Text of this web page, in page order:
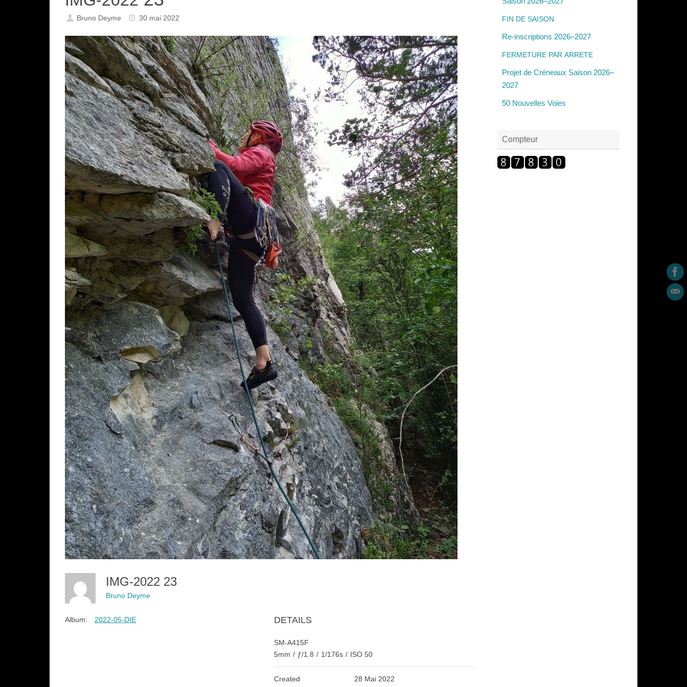
Bruno Deyme 30 mai 2022
IMG-2022 23
Bruno Deyme
Album: 2022-05-DIE DETAILS
SM-A415F
5mm / ƒ/1.8 / 1/176s / ISO 50
Created
28 Mai 2022
FIN DE SAISON
Re-inscriptions 2026–2027
FERMETURE PAR ARRETE
Projet de Créneaux Saison 2026–
2027
50 Nouvelles Voies
Compteur